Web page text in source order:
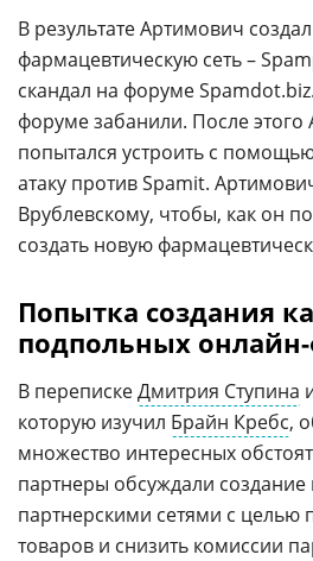
В результате Артимович
фармацевтическую сеть –
скандал на форуме
форуме забанили. После
попытался устроить с
атаку против Spamit.
Врублевскому, чтобы, как он
создать новую
Попытка создания
подпольных
В перепискеДмитрия Ступина
которую изучил Брайн Кребс,
множество интересных
партнеры обсуждали создание
партнерскими сетями с целью
товаров и снизить комиссии